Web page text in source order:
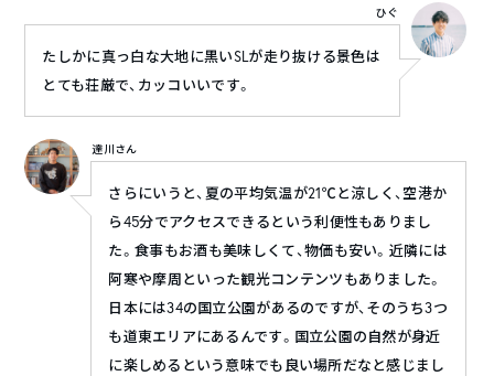
たしかに真っ白な大地に黒いSLが走り抜ける景色は
とても荘厳で、カッコいいです。
ひぐ
達川さん
さらにいうと、夏の平均気温が21℃と涼しく、空港か
ら45分でアクセスできるという利便性もありまし
た。食事もお酒も美味しくて、物価も安い。近隣には
阿寒や摩周といった観光コンテンツもありました。
日本には34の国立公園があるのですが、そのうち3つ
も道東エリアにあるんです。国立公園の自然が身近
に楽しめるという意味でも良い場所だなと感じまし